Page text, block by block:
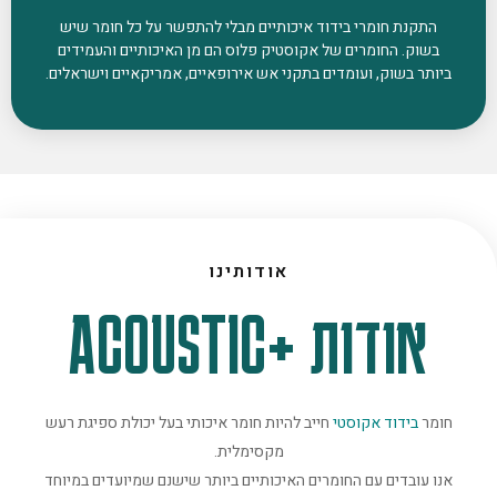
התקנת חומרי בידוד איכותיים מבלי להתפשר על כל חומר שיש
בשוק. החומרים של אקוסטיק פלוס הם מן האיכותיים והעמידים
ביותר בשוק, ועומדים בתקני אש אירופאיים, אמריקאיים וישראלים.
אודותינו
אודות +ACOUSTIC
חומרבידוד אקוסטיחייב להיות חומר איכותי בעל יכולת ספיגת רעש
מקסימלית.
אנו עובדים עם החומרים האיכותיים ביותר שישנם שמיועדים במיוחד